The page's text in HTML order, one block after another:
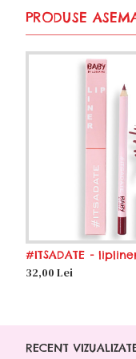
PRODUSE
#ITSADATE -
32,00 Lei
RECENT